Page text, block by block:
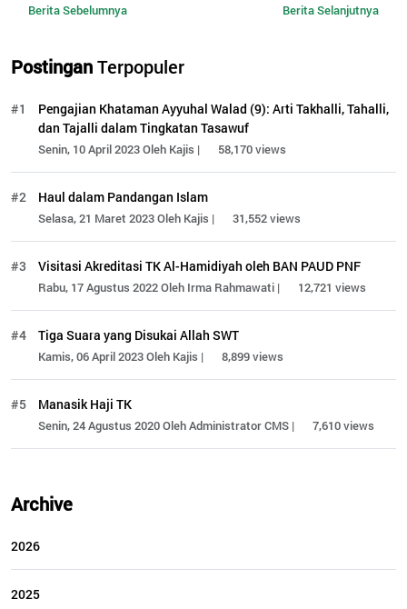
Berita Sebelumnya Berita Selanjutnya
PostinganTerpopuler
#1
Pengajian Khataman Ayyuhal Walad (9): Arti Takhalli, Tahalli,
dan Tajalli dalam Tingkatan Tasawuf
Senin, 10 April 2023 Oleh Kajis | 58,170 views
#2 Haul dalam Pandangan Islam
Selasa, 21 Maret 2023 Oleh Kajis | 31,552 views
#3 Visitasi Akreditasi TK Al-Hamidiyah oleh BAN PAUD PNF
Rabu, 17 Agustus 2022 Oleh Irma Rahmawati | 12,721 views
#4 Tiga Suara yang Disukai Allah SWT
Kamis, 06 April 2023 Oleh Kajis | 8,899 views
#5 Manasik Haji TK
Senin, 24 Agustus 2020 Oleh Administrator CMS | 7,610 views
Archive
2026
2025